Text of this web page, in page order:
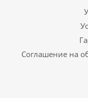
Соглашение на